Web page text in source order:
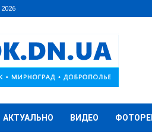
АКТУАЛЬНО ВИДЕО